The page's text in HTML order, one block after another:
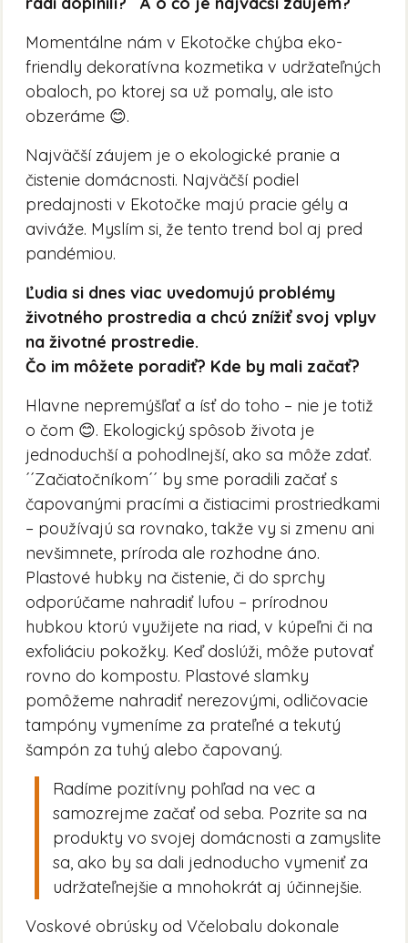
Momentálne nám v Ekotočke chýba eko-
friendly dekoratívna kozmetika v udržateľných
obaloch, po ktorej sa už pomaly, ale isto
obzeráme 😊.
Najväčší záujem je o ekologické pranie a
čistenie domácnosti. Najväčší podiel
predajnosti v Ekotočke majú pracie gély a
aviváže. Myslím si, že tento trend bol aj pred
pandémiou.
Ľudia si dnes viac uvedomujú problémy
životného prostredia a chcú znížiť svoj vplyv
na životné prostredie.
Čo im môžete poradiť? Kde by mali začať?
Hlavne nepremýšľať a ísť do toho – nie je totiž
o čom 😊. Ekologický spôsob života je
jednoduchší a pohodlnejší, ako sa môže zdať.
´´Začiatočníkom´´ by sme poradili začať s
čapovanými pracími a čistiacimi prostriedkami
– používajú sa rovnako, takže vy si zmenu ani
nevšimnete, príroda ale rozhodne áno.
Plastové hubky na čistenie, či do sprchy
odporúčame nahradiť lufou – prírodnou
hubkou ktorú využijete na riad, v kúpeľni či na
exfoliáciu pokožky. Keď doslúži, môže putovať
rovno do kompostu. Plastové slamky
pomôžeme nahradiť nerezovými, odličovacie
tampóny vymeníme za prateľné a tekutý
šampón za tuhý alebo čapovaný.
Radíme pozitívny pohľad na vec a
samozrejme začať od seba. Pozrite sa na
produkty vo svojej domácnosti a zamyslite
sa, ako by sa dali jednoducho vymeniť za
udržateľnejšie a mnohokrát aj účinnejšie.
Voskové obrúsky od Včelobalu dokonale